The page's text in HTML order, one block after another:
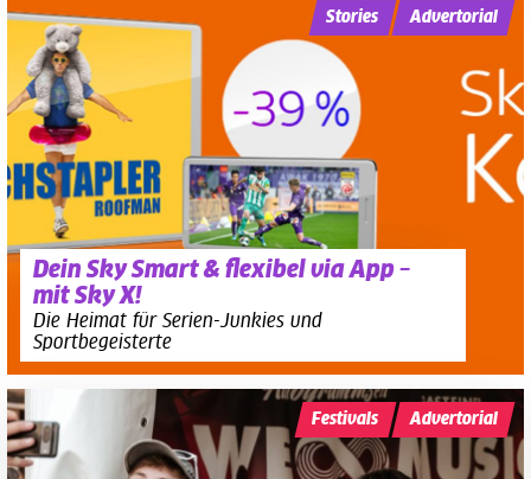
Dein Sky Smart & flexibel via App –
mit Sky X!
Die Heimat für Serien-Junkies und
Sportbegeisterte
Stories Advertorial
Festivals Advertorial